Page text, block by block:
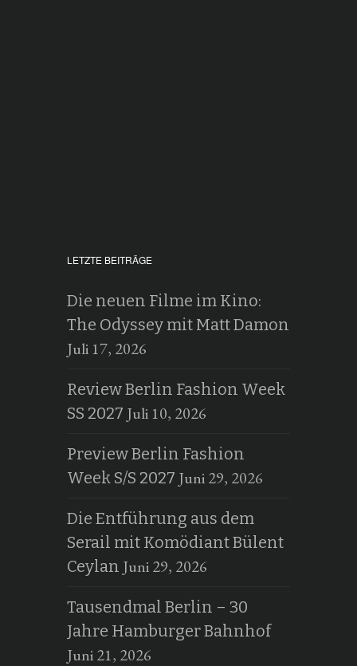
LETZTE BEITRÄGE
Die neuen Filme im Kino:
The Odyssey mit Matt Damon
Juli 17, 2026
Review Berlin Fashion Week
SS 2027 Juli 10, 2026
Preview Berlin Fashion
Week S/S 2027 Juni 29, 2026
Die Entführung aus dem
Serail mit Komödiant Bülent
Ceylan Juni 29, 2026
Tausendmal Berlin – 30
Jahre Hamburger Bahnhof
Juni 21, 2026